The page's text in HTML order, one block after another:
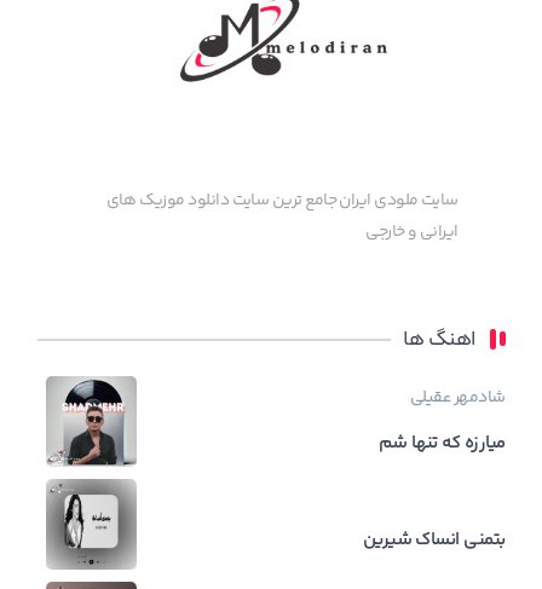
سایت ملودی ایران جامع ترین سایت دانلود موزیک های
ایرانی و خارجی
اهنگ ها
شادمهر عقیلی
میارزه که تنها شم
بتمنی انساک شیرین